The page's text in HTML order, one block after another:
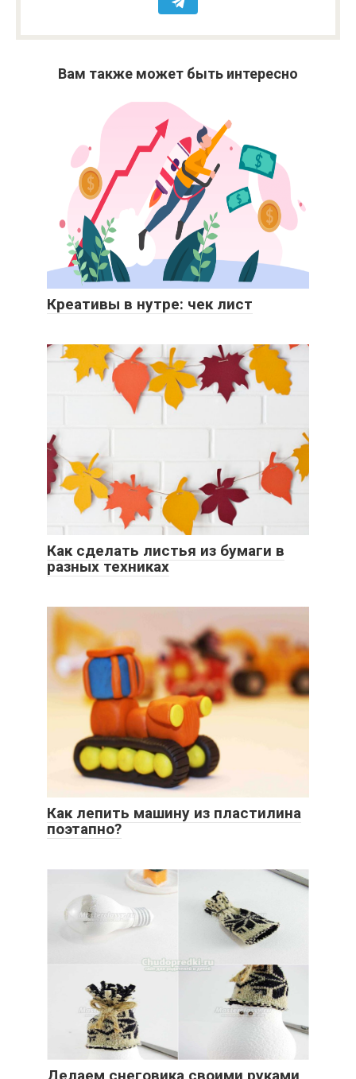
Вам также может быть интересно
Креативы в нутре: чек лист
Как сделать листья из бумаги в
разных техниках
Как лепить машину из пластилина
поэтапно?
Делаем снеговика своими руками